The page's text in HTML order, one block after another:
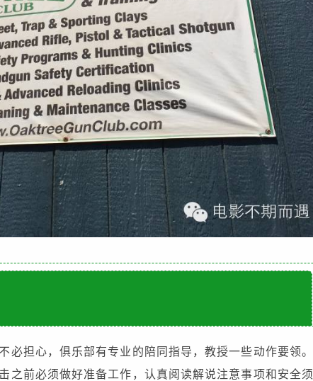
必担心，俱乐部有专业的陪同指导，教授一些动作要领。
之前必须做好准备工作，认真阅读解说注意事项和安全须